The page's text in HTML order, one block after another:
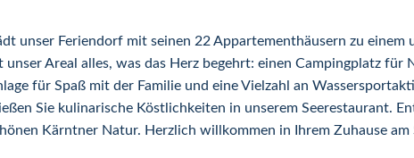
unser Feriendorf mit seinen 22 Appartementhäusern zu
Areal alles, was das Herz begehrt: einen Campingplatz
für Spaß mit der Familie und eine Vielzahl an
Sie kulinarische Köstlichkeiten in unserem Seerestaurant.
Kärntner Natur. Herzlich willkommen in Ihrem Zuhause am